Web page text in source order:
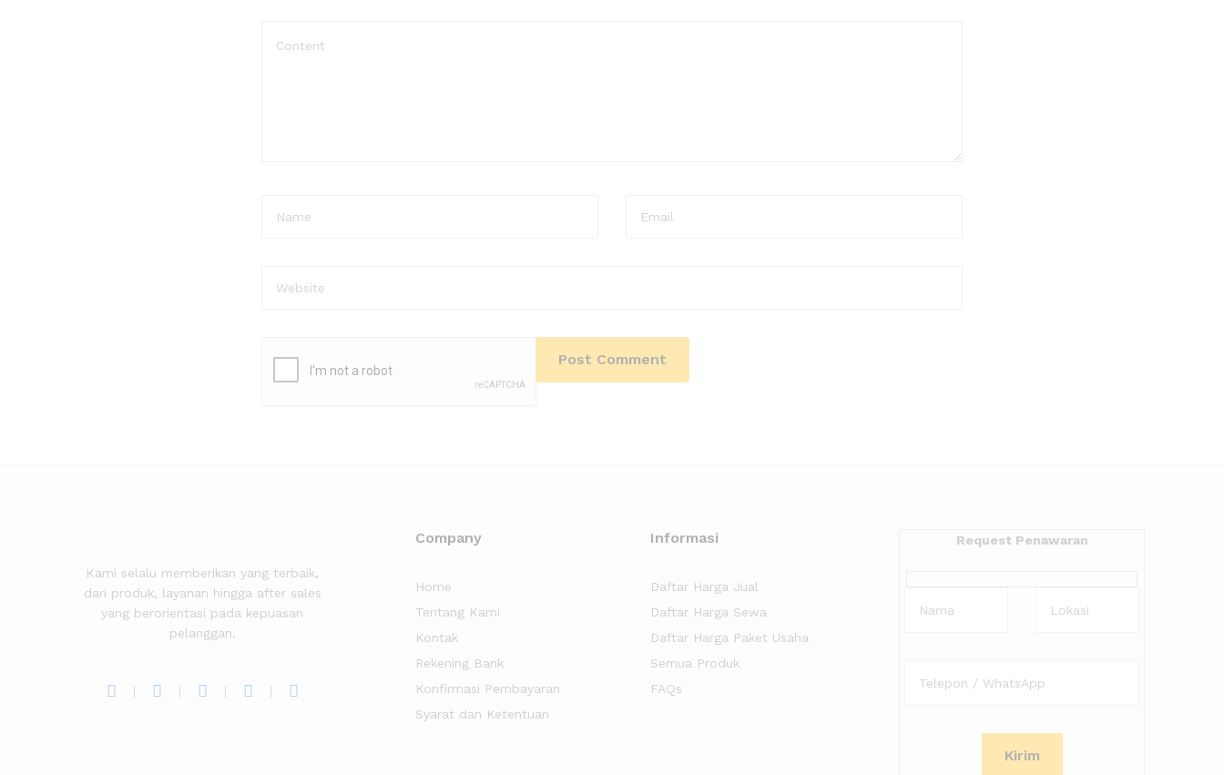
Kami selalu memberikan yang terbaik,
dari produk, layanan hingga after sales
yang berorientasi pada kepuasan
pelanggan.
Company
Home
Tentang Kami
Kontak
Rekening Bank
Konfirmasi Pembayaran
Syarat dan Ketentuan
Informasi
Daftar Harga Jual
Daftar Harga Sewa
Daftar Harga Paket Usaha
Semua Produk
FAQs
Request Penawaran